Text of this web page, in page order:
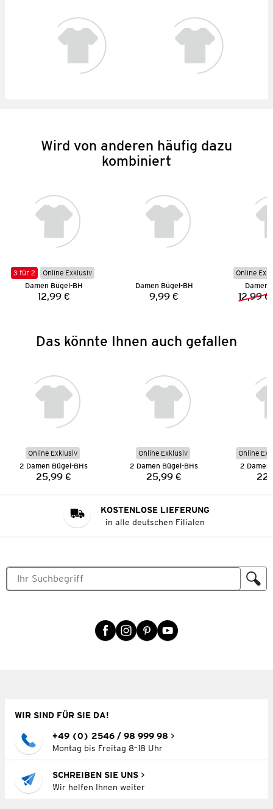
Wird von anderen häufig dazu
kombiniert
3 für 2
Online Exklusiv
Damen Bügel-BH
Preis:
12,99 €
Damen Bügel-BH
Preis:
9,99 €
Online
Damen
12,99 €
Das könnte Ihnen auch gefallen
Online Exklusiv
2 Damen Bügel-BHs
Preis:
25,99 €
Online Exklusiv
2 Damen Bügel-BHs
Preis:
25,99 €
Online
2 Damen
KOSTENLOSE LIEFERUNG
in alle deutschen Filialen
WIR SIND FÜR SIE DA!
+49 (0) 2546 / 98 999 98
Montag bis Freitag 8–18 Uhr
SCHREIBEN SIE UNS
Wir helfen Ihnen weiter